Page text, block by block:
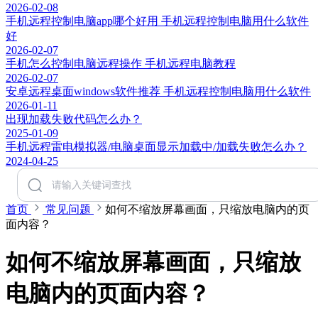
2026-02-08
手机远程控制电脑app哪个好用 手机远程控制电脑用什么软件
好
2026-02-07
手机怎么控制电脑远程操作 手机远程电脑教程
2026-02-07
安卓远程桌面windows软件推荐 手机远程控制电脑用什么软件
2026-01-11
出现加载失败代码怎么办？
2025-01-09
手机远程雷电模拟器/电脑桌面显示加载中/加载失败怎么办？
2024-04-25
首页 常见问题
如何不缩放屏幕画面，只缩放电脑内的页
面内容？
如何不缩放屏幕画面，只缩放
电脑内的页面内容？